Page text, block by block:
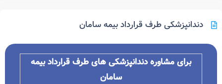
دندانپزشکی طرف قرارداد بیمه سامان
برای مشاوره دندانپزشکی های طرف قرارداد بیمه
سامان